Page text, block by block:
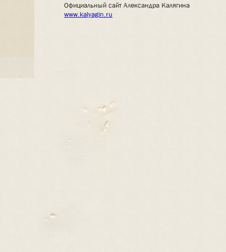
Официальный сайт Александра Калягина
www.kalyagin.ru